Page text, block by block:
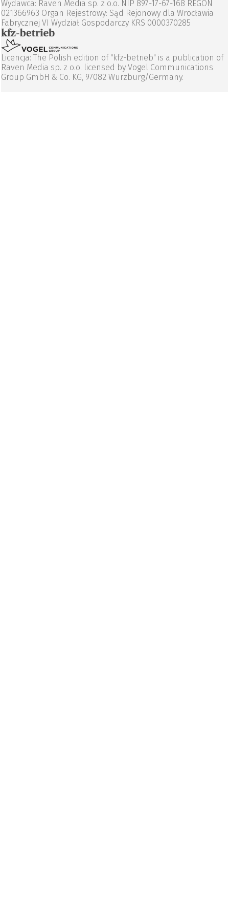
Wydawca: Raven Media sp. z o.o. NIP 897-17-67-168 REGON
021366963 Organ Rejestrowy: Sąd Rejonowy dla Wrocławia
Fabrycznej VI Wydział Gospodarczy KRS 0000370285
Licencja: The Polish edition of "kfz-betrieb" is a publication of
Raven Media sp. z o.o. licensed by Vogel Communications
Group GmbH & Co. KG, 97082 Wurzburg/Germany.